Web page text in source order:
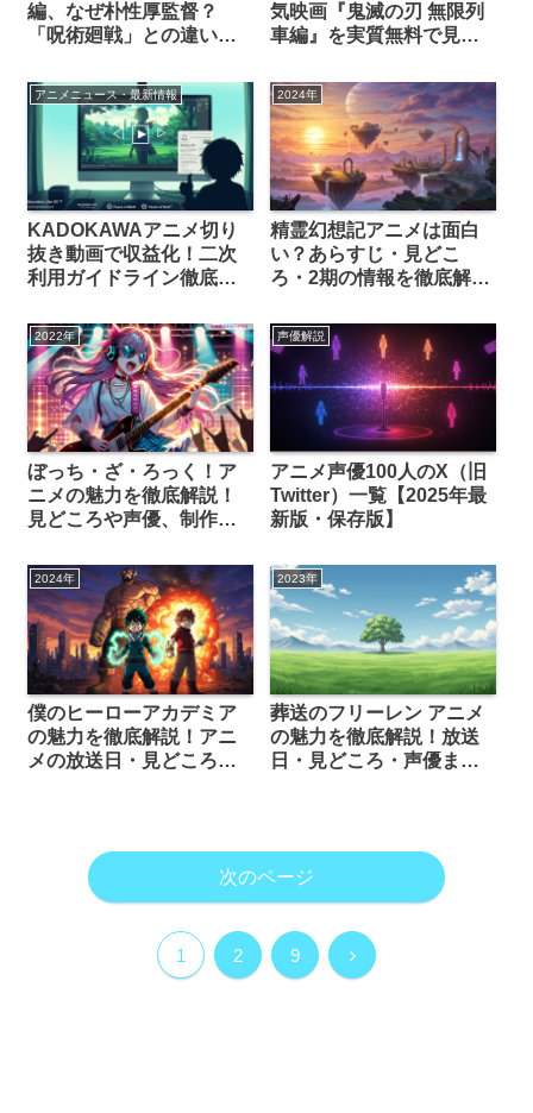
編、なぜ朴性厚監督？
「呪術廻戦」との違いを
気映画『鬼滅の刃 無限列
車編』を実質無料で見る
間無料トライアルの魅力
を徹底解剖！
アニメニュース・最新情報
KADOKAWAアニメ切り
抜き動画で収益化！二次
利用ガイドライン徹底解
2024年
精霊幻想記アニメは面白
い？あらすじ・見どこ
ろ・2期の情報を徹底解
2022年
ぼっち・ざ・ろっく！ア
ニメの魅力を徹底解説！
見どころや声優、制作背
声優解説
アニメ声優100人のX（旧
Twitter）一覧【2025年最
新版・保存版】
2024年
僕のヒーローアカデミア
の魅力を徹底解説！アニ
メの放送日・見どころ・
2023年
葬送のフリーレン アニメ
の魅力を徹底解説！放送
日・見どころ・声優まで
次のページ
1 2 9 次